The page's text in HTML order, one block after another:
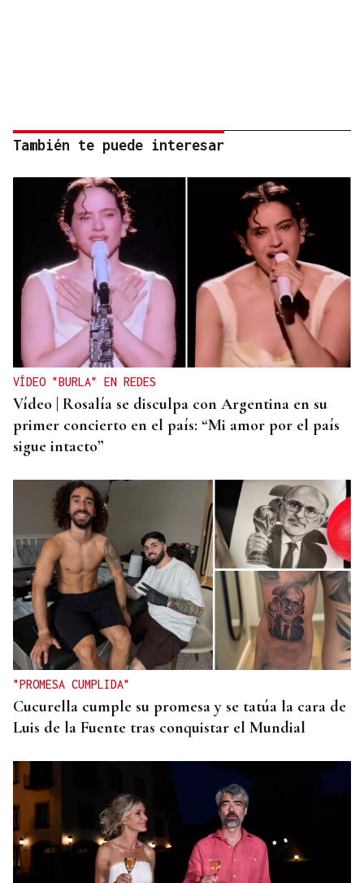
También te puede interesar
VÍDEO "BURLA" EN REDES
Vídeo | Rosalía se disculpa con Argentina en su
primer concierto en el país: “Mi amor por el país
sigue intacto”
"PROMESA CUMPLIDA"
Cucurella cumple su promesa y se tatúa la cara de
Luis de la Fuente tras conquistar el Mundial